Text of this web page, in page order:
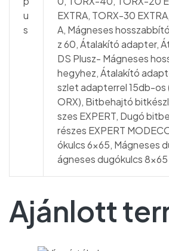
u
s
EXTRA, TORX-30
A, Mágneses
z 60, Átalakító adapter,
DS Plusz- Mágneses
hegyhez, Átalakító
szlet adapterrel 15db-os
ORX), Bitbehajtó
szes EXPERT, Dugó
részes EXPERT
ókulcs 6×65, Mágneses
ágneses dugókulcs 8×65
Ajánlott